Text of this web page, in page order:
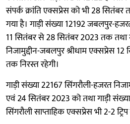
संपर्क क्रांति एक्सप्रेस को भी 28
गया है। गाड़ी संख्या 12192 जबलपुर-
11 सितंबर से 28 सितंबर 2023 तक तथा
निजामुद्दीन-जबलपुर श्रीधाम एक्सप्रेस
तक निरस्त रहेगी।
गाड़ी संख्या 22167 सिंगरौली-हजरत
एवं 24 सितंबर 2023 को तथा गाड़ी
सिंगरौली साप्ताहिक एक्सप्रेस भी 2-2